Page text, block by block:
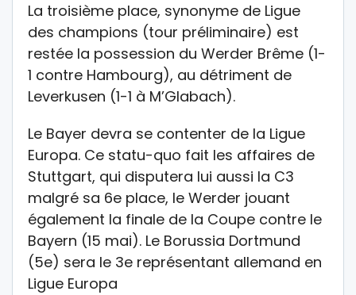
La troisième place, synonyme de Ligue
des champions (tour préliminaire) est
restée la possession du Werder Brême (1-
1 contre Hambourg), au détriment de
Leverkusen (1-1 à M’Glabach).
Le Bayer devra se contenter de la Ligue
Europa. Ce statu-quo fait les affaires de
Stuttgart, qui disputera lui aussi la C3
malgré sa 6e place, le Werder jouant
également la finale de la Coupe contre le
Bayern (15 mai). Le Borussia Dortmund
(5e) sera le 3e représentant allemand en
Ligue Europa